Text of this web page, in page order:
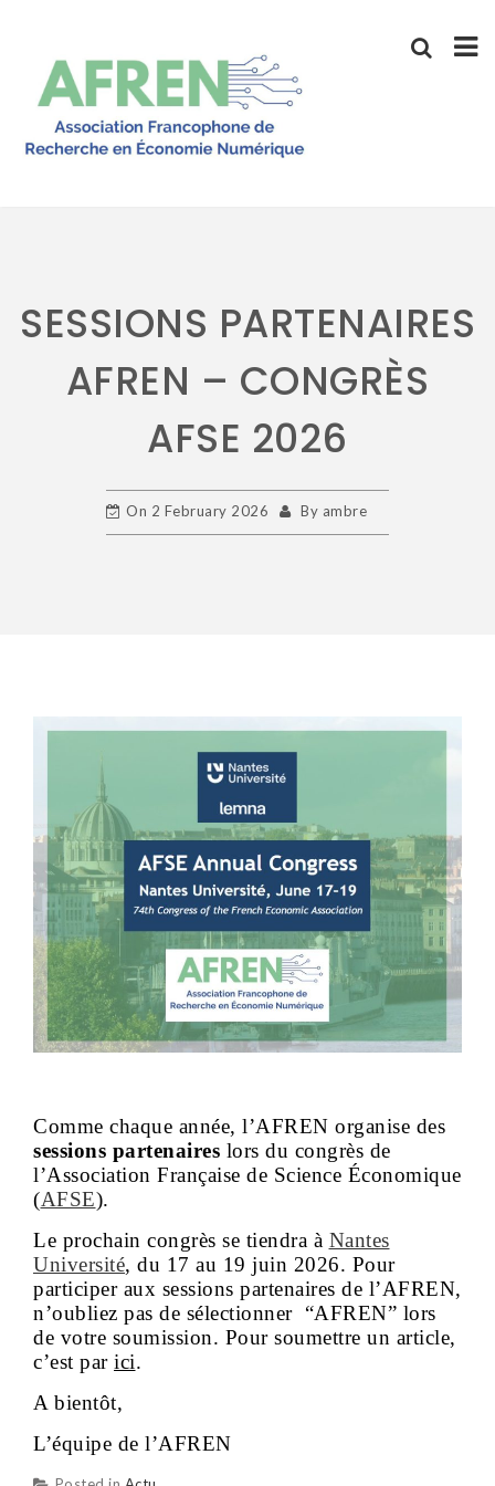
SESSIONS PARTENAIRES
AFREN – CONGRÈS
AFSE 2026
On 2 February 2026 By ambre
Comme chaque année, l’AFREN organise des
sessions partenaires lors du congrès de
l’Association Française de Science Économique
(AFSE).
Le prochain congrès se tiendra à Nantes
Université, du 17 au 19 juin 2026. Pour
participer aux sessions partenaires de l’AFREN,
n’oubliez pas de sélectionner “AFREN” lors
de votre soumission. Pour soumettre un article,
c’est par ici.
A bientôt,
L’équipe de l’AFREN